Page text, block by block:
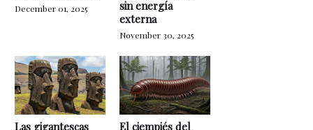
December 01, 2025
sin energía
externa
November 30, 2025
Las gigantescas
El ciempiés del